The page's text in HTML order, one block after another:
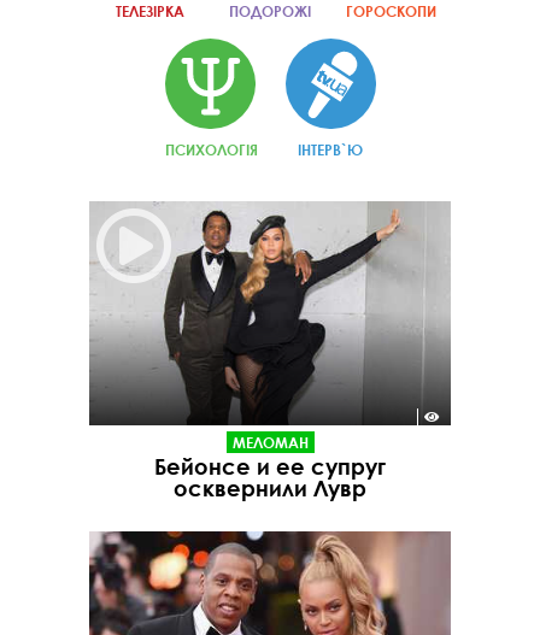
ТЕЛЕЗІРКА ПОДОРОЖІ ГОРОСКОПИ
ПСИХОЛОГІЯ ІНТЕРВ`Ю
МЕЛОМАН
Бейонсе и ее супруг
осквернили Лувр